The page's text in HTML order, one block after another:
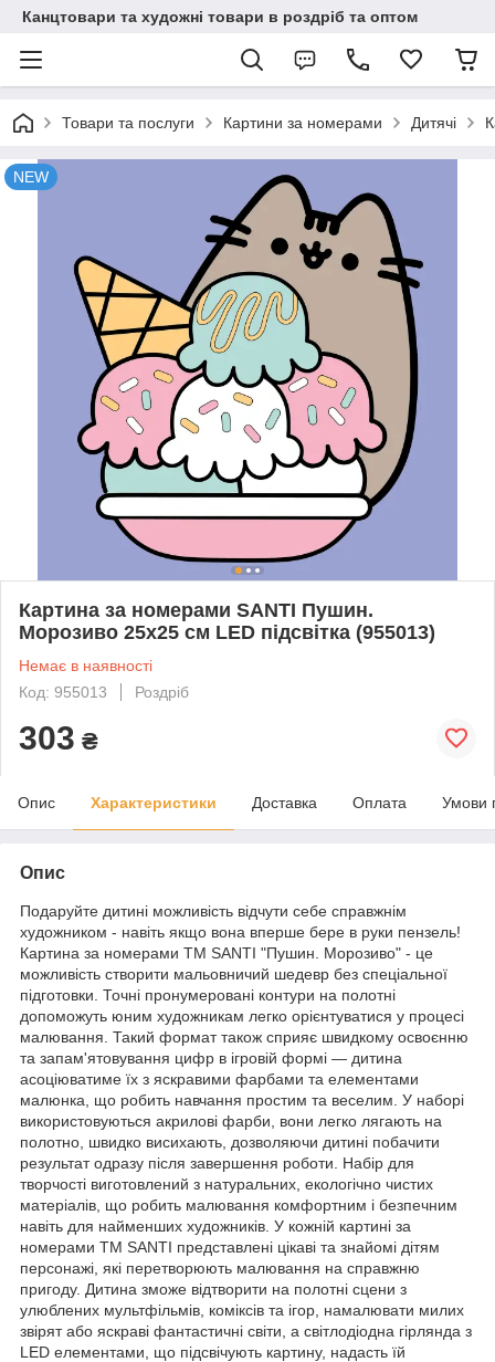
Канцтовари та художні товари в роздріб та оптом
Товари та послуги Картини за номерами Дитячі
NEW
Картина за номерами SANTI Пушин.
Морозиво 25х25 см LED підсвітка (955013)
Немає в наявності
Код: 955013
Роздріб
303 ₴
Опис Характеристики Доставка Оплата Умови
Опис
Подаруйте дитині можливість відчути себе справжнім
художником - навіть якщо вона вперше бере в руки пензель!
Картина за номерами ТМ SANTI "Пушин. Морозиво" - це
можливість створити мальовничий шедевр без спеціальної
підготовки. Точні пронумеровані контури на полотні
допоможуть юним художникам легко орієнтуватися у процесі
малювання. Такий формат також сприяє швидкому освоєнню
та запам'ятовування цифр в ігровій формі — дитина
асоціюватиме їх з яскравими фарбами та елементами
малюнка, що робить навчання простим та веселим. У наборі
використовуються акрилові фарби, вони легко лягають на
полотно, швидко висихають, дозволяючи дитині побачити
результат одразу після завершення роботи. Набір для
творчості виготовлений з натуральних, екологічно чистих
матеріалів, що робить малювання комфортним і безпечним
навіть для найменших художників. У кожній картині за
номерами ТМ SANTI представлені цікаві та знайомі дітям
персонажі, які перетворюють малювання на справжню
пригоду. Дитина зможе відтворити на полотні сцени з
улюблених мультфільмів, коміксів та ігор, намалювати милих
звірят або яскраві фантастичні світи, а світлодіодна гірлянда з
LED елементами, що підсвічують картину, надасть їй